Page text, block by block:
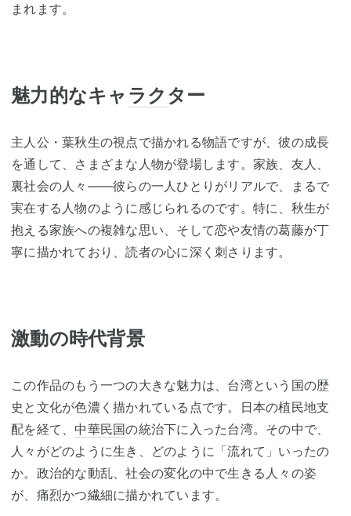
まれます。
魅力的なキャ ラク ター
主人公・葉秋生の視点で描かれる物語ですが、彼の成長
を通して、さまざまな人物が登場します。家族、友人、
裏社会の人々——彼らの一人ひとりがリアルで、まるで
実在する人物のように感じられるのです。特に、秋生が
抱える家族への複雑な思い、そして恋や友情の葛藤が丁
寧に描かれており、読者の心に深く刺さります。
激動の時代背景
この作品のもう一つの大きな魅力は、台湾という国の歴
史と文化が色濃く描かれている点です。日本の植民地支
配を経て、 中華民国の統治下に入った台湾。その中で、
人々がどのように生き、どのように「流れて」いったの
か。政治的な動乱、社会の変化の中で生きる人々の姿
が、痛烈かつ繊細に描かれています。